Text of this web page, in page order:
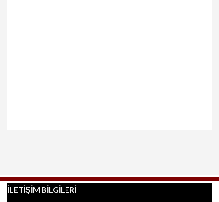
İLETİŞİM BİLGİLERİ